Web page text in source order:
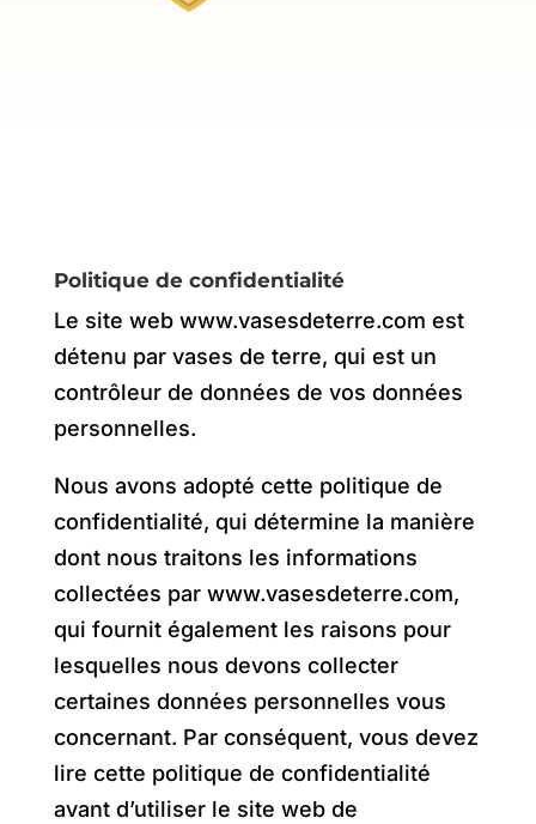
Politique de confidentialité
Le site web www.vasesdeterre.com est
détenu par vases de terre, qui est un
contrôleur de données de vos données
personnelles.
Nous avons adopté cette politique de
confidentialité, qui détermine la manière
dont nous traitons les informations
collectées par www.vasesdeterre.com,
qui fournit également les raisons pour
lesquelles nous devons collecter
certaines données personnelles vous
concernant. Par conséquent, vous devez
lire cette politique de confidentialité
avant d’utiliser le site web de